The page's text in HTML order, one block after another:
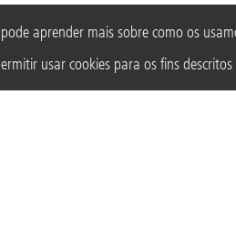
aprender mais sobre como os
usar cookies para os fins